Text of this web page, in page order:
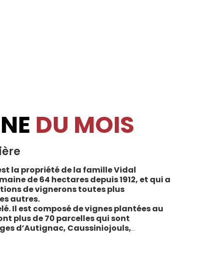
DU MOIS
la propriété de la famille Vidal
de 64 hectares depuis 1912, et qui a
de vignerons toutes plus
autres.
Il est composé de vignes plantées au
plus de 70 parcelles qui sont
d’Autignac, Caussiniojouls,
de l’aire de l’Appellation. La grande